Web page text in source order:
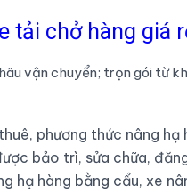
tải chở hàng giá
vận chuyển; trọn gói từ
phương thức nâng
bảo trì, sửa chữa,
hạ hàng bằng cẩu, xe